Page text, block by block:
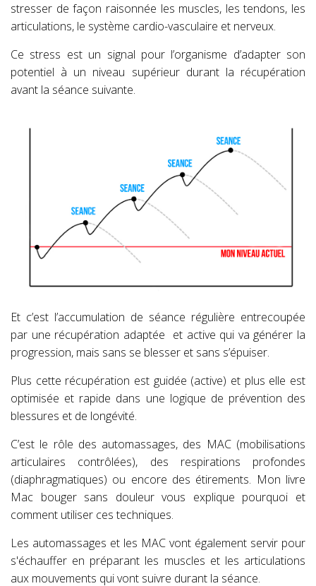
stresser de façon raisonnée les muscles, les tendons, les
articulations, le système cardio-vasculaire et nerveux.
Ce stress est un signal pour l’organisme d’adapter son
potentiel à un niveau supérieur durant la récupération
avant la séance suivante.
Et c’est l’accumulation de séance régulière entrecoupée
par une récupération adaptée et active qui va générer la
progression, mais sans se blesser et sans s’épuiser.
Plus cette récupération est guidée (active) et plus elle est
optimisée et rapide dans une logique de prévention des
blessures et de longévité.
C’est le rôle des automassages, des MAC (mobilisations
articulaires contrôlées), des respirations profondes
(diaphragmatiques) ou encore des étirements. Mon livre
Mac bouger sans douleur vous explique pourquoi et
comment utiliser ces techniques.
Les automassages et les MAC vont également servir pour
s'échauffer en préparant les muscles et les articulations
aux mouvements qui vont suivre durant la séance.